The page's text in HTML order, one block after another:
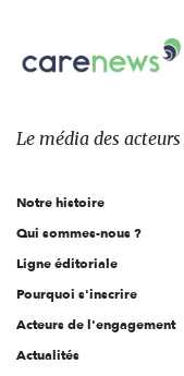
sur:
Carenews,
Le
des
l'engagement
Le média des acteurs
Notre histoire
Qui sommes-nous ?
Ligne éditoriale
Pourquoi s'inscrire
Acteurs de l'engagement
Actualités